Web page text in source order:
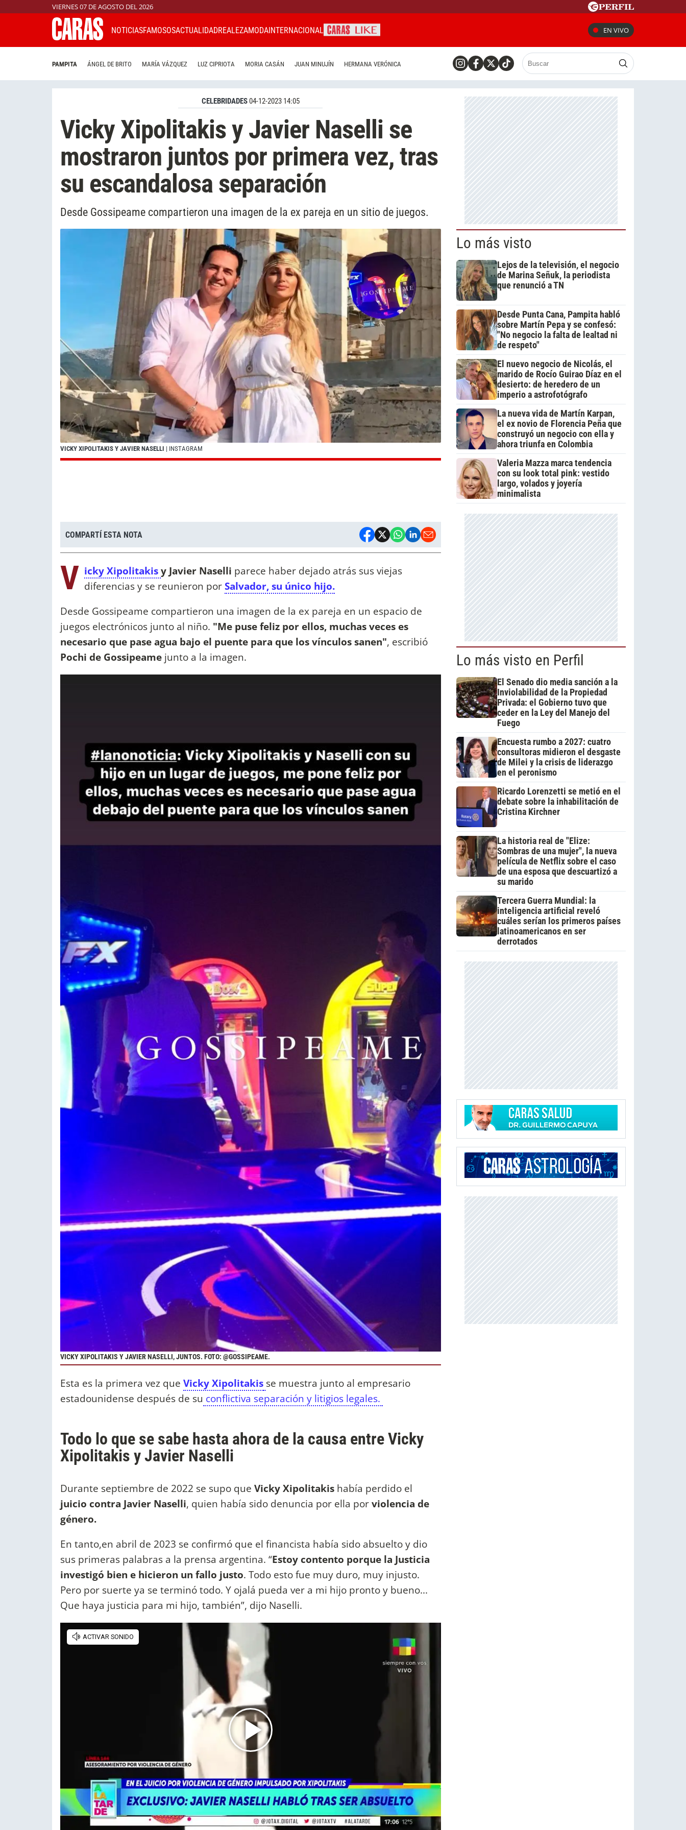
VIERNES 07 DE AGOSTO DEL 2026
NOTICIASFAMOSOSACTUALIDADREALEZAMODAINTERNACIONAL EN VIVO
PAMPITA ÁNGEL DE BRITO MARÍA VÁZQUEZ LUZ CIPRIOTA MORIA CASÁN JUAN MINUJÍN HERMANA VERÓNICA
CELEBRIDADES04-12-2023 14:05
Vicky Xipolitakis y Javier Naselli se
mostraron juntos por primera vez, tras
su escandalosa separación
Desde Gossipeame compartieron una imagen de la ex pareja en un sitio de juegos.
VICKY XIPOLITAKIS Y JAVIER NASELLI | INSTAGRAM
COMPARTÍ ESTA NOTA
V icky Xipolitakisy Javier Naselli parece haber dejado atrás sus viejas
diferencias y se reunieron porSalvador, su único hijo.
Desde Gossipeame compartieron una imagen de la ex pareja en un espacio de
juegos electrónicos junto al niño. "Me puse feliz por ellos, muchas veces es
necesario que pase agua bajo el puente para que los vínculos sanen", escribió
Pochi de Gossipeame junto a la imagen.
VICKY XIPOLITAKIS Y JAVIER NASELLI, JUNTOS. FOTO: @GOSSIPEAME.
Esta es la primera vez que Vicky Xipolitakis se muestra junto al empresario
estadounidense después de su conflictiva separación y litigios legales.
Todo lo que se sabe hasta ahora de la causa entre Vicky
Xipolitakis y Javier Naselli
Durante septiembre de 2022 se supo que Vicky Xipolitakis había perdido el
juicio contra Javier Naselli, quien había sido denuncia por ella porviolencia de
género.
En tanto,en abril de 2023 se confirmó que el financista había sido absuelto y dio
sus primeras palabras a la prensa argentina. “Estoy contento porque la Justicia
investigó bien e hicieron un fallo justo. Todo esto fue muy duro, muy injusto.
Pero por suerte ya se terminó todo. Y ojalá pueda ver a mi hijo pronto y bueno...
Que haya justicia para mi hijo, también”, dijo Naselli.
Lo más visto
Lejos de la televisión, el negocio
de Marina Señuk, la periodista
que renunció a TN
Desde Punta Cana, Pampita habló
sobre Martín Pepa y se confesó:
"No negocio la falta de lealtad ni
de respeto"
El nuevo negocio de Nicolás, el
marido de Rocío Guirao Díaz en el
desierto: de heredero de un
imperio a astrofotógrafo
La nueva vida de Martín Karpan,
el ex novio de Florencia Peña que
construyó un negocio con ella y
ahora triunfa en Colombia
Valeria Mazza marca tendencia
con su look total pink: vestido
largo, volados y joyería
minimalista
Lo más visto en Perfil
El Senado dio media sanción a la
Inviolabilidad de la Propiedad
Privada: el Gobierno tuvo que
ceder en la Ley del Manejo del
Fuego
Encuesta rumbo a 2027: cuatro
consultoras midieron el desgaste
de Milei y la crisis de liderazgo
en el peronismo
Ricardo Lorenzetti se metió en el
debate sobre la inhabilitación de
Cristina Kirchner
La historia real de "Elize:
Sombras de una mujer", la nueva
película de Netflix sobre el caso
de una esposa que descuartizó a
su marido
Tercera Guerra Mundial: la
inteligencia artificial reveló
cuáles serían los primeros países
latinoamericanos en ser
derrotados